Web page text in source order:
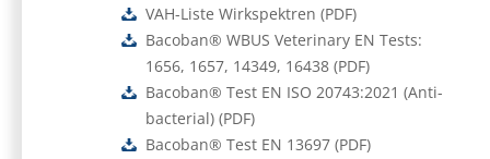
VAH-Liste Wirkspektren (PDF)
Bacoban® WBUS Veterinary EN Tests:
1656, 1657, 14349, 16438 (PDF)
Bacoban® Test EN ISO 20743:2021 (Anti-
bacterial) (PDF)
Bacoban® Test EN 13697(PDF)